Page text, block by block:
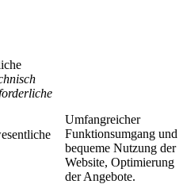
Umfangreicher
Funktionsumgang und
bequeme Nutzung der
Website, Optimierung
der Angebote.